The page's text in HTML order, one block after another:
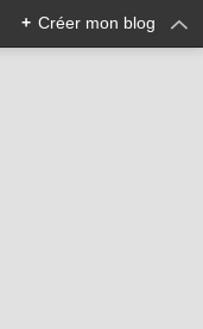
+ Créer mon blog